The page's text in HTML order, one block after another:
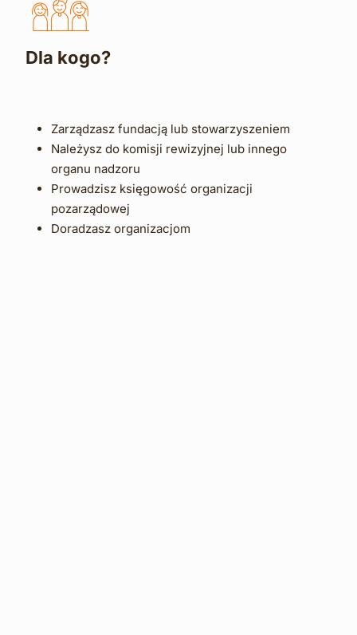
Dla kogo?
Zarządzasz fundacją lub stowarzyszeniem
Należysz do komisji rewizyjnej lub innego
organu nadzoru
Prowadzisz księgowość organizacji
pozarządowej
Doradzasz organizacjom